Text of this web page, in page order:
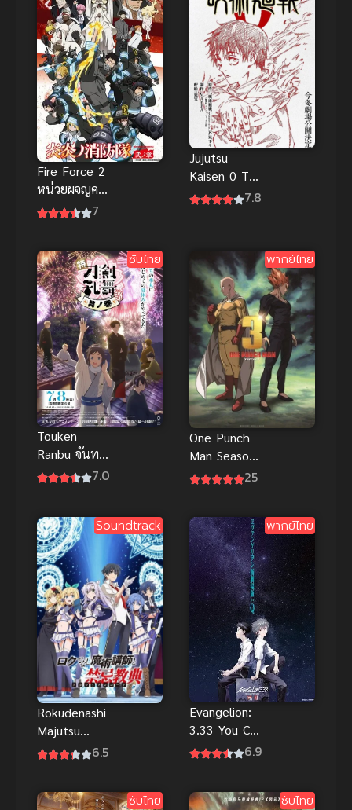
Fire Force 2
หน่วยผจญคน
ไฟลุก ภาค 2
7
Jujutsu
Kaisen 0 The
Movie (2022)
พากย์ไทย
7.8
ซับไทย
Touken
Ranbu จันทรา
บทแห่ง
ไทย อนิเมะ
ต่อสู้ดีมาก
7.0
พากย์ไทย
One Punch
Man Season
3 ซับไทย 25
Soundtrack
Rokudenashi
Majutsu
Koushi to6.5
พากย์ไทย
Evangelion:
3.33 You Can
(Not) Redo6.9
ซับไทย ซับไทย